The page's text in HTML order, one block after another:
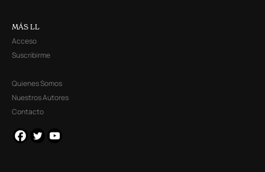
MÁS LL
Acceso
Suscribirme
Quienes Somos
Nuestros Autores
Contacto